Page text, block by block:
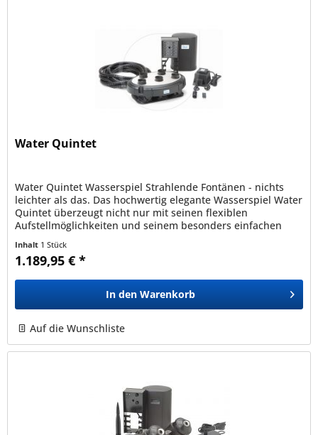
Water Quintet
Water Quintet Wasserspiel Strahlende Fontänen - nichts
leichter als das. Das hochwertig elegante Wasserspiel Water
Quintet überzeugt nicht nur mit seinen flexiblen
Aufstellmöglichkeiten und seinem besonders einfachen
Inhalt 1 Stück
1.189,95 € *
In den Warenkorb
Auf die Wunschliste